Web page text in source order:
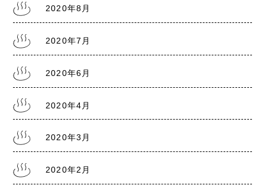
2020年8月
2020年7月
2020年6月
2020年4月
2020年3月
2020年2月